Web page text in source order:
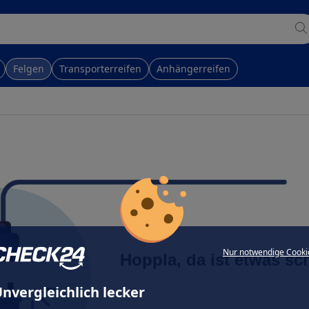
Nur notwendige
lecker
Felgen Transporterreifen Anhängerreifen
Hoppla, da ist etwas